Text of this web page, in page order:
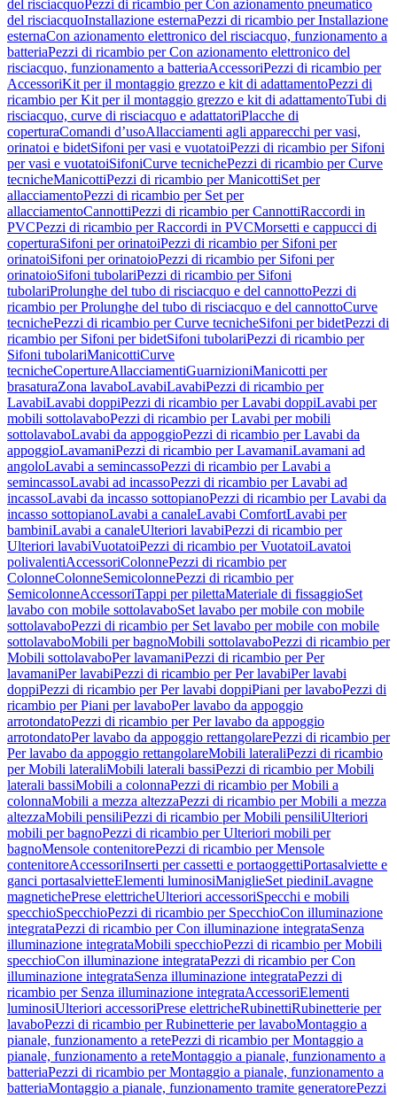
del risciacquoPezzi di ricambio per Con azionamento pneumatico
del risciacquoInstallazione esternaPezzi di ricambio per Installazione
esternaCon azionamento elettronico del risciacquo, funzionamento a
batteriaPezzi di ricambio per Con azionamento elettronico del
risciacquo, funzionamento a batteriaAccessoriPezzi di ricambio per
AccessoriKit per il montaggio grezzo e kit di adattamentoPezzi di
ricambio per Kit per il montaggio grezzo e kit di adattamentoTubi di
risciacquo, curve di risciacquo e adattatoriPlacche di
coperturaComandi d’usoAllacciamenti agli apparecchi per vasi,
orinatoi e bidetSifoni per vasi e vuotatoiPezzi di ricambio per Sifoni
per vasi e vuotatoiSifoniCurve tecnichePezzi di ricambio per Curve
tecnicheManicottiPezzi di ricambio per ManicottiSet per
allacciamentoPezzi di ricambio per Set per
allacciamentoCannottiPezzi di ricambio per CannottiRaccordi in
PVCPezzi di ricambio per Raccordi in PVCMorsetti e cappucci di
coperturaSifoni per orinatoiPezzi di ricambio per Sifoni per
orinatoiSifoni per orinatoioPezzi di ricambio per Sifoni per
orinatoioSifoni tubolariPezzi di ricambio per Sifoni
tubolariProlunghe del tubo di risciacquo e del cannottoPezzi di
ricambio per Prolunghe del tubo di risciacquo e del cannottoCurve
tecnichePezzi di ricambio per Curve tecnicheSifoni per bidetPezzi di
ricambio per Sifoni per bidetSifoni tubolariPezzi di ricambio per
Sifoni tubolariManicottiCurve
tecnicheCopertureAllacciamentiGuarnizioniManicotti per
brasaturaZona lavaboLavabiLavabiPezzi di ricambio per
LavabiLavabi doppiPezzi di ricambio per Lavabi doppiLavabi per
mobili sottolavaboPezzi di ricambio per Lavabi per mobili
sottolavaboLavabi da appoggioPezzi di ricambio per Lavabi da
appoggioLavamaniPezzi di ricambio per LavamaniLavamani ad
angoloLavabi a semincassoPezzi di ricambio per Lavabi a
semincassoLavabi ad incassoPezzi di ricambio per Lavabi ad
incassoLavabi da incasso sottopianoPezzi di ricambio per Lavabi da
incasso sottopianoLavabi a canaleLavabi ComfortLavabi per
bambiniLavabi a canaleUlteriori lavabiPezzi di ricambio per
Ulteriori lavabiVuotatoiPezzi di ricambio per VuotatoiLavatoi
polivalentiAccessoriColonnePezzi di ricambio per
ColonneColonneSemicolonnePezzi di ricambio per
SemicolonneAccessoriTappi per pilettaMateriale di fissaggioSet
lavabo con mobile sottolavaboSet lavabo per mobile con mobile
sottolavaboPezzi di ricambio per Set lavabo per mobile con mobile
sottolavaboMobili per bagnoMobili sottolavaboPezzi di ricambio per
Mobili sottolavaboPer lavamaniPezzi di ricambio per Per
lavamaniPer lavabiPezzi di ricambio per Per lavabiPer lavabi
doppiPezzi di ricambio per Per lavabi doppiPiani per lavaboPezzi di
ricambio per Piani per lavaboPer lavabo da appoggio
arrotondatoPezzi di ricambio per Per lavabo da appoggio
arrotondatoPer lavabo da appoggio rettangolarePezzi di ricambio per
Per lavabo da appoggio rettangolareMobili lateraliPezzi di ricambio
per Mobili lateraliMobili laterali bassiPezzi di ricambio per Mobili
laterali bassiMobili a colonnaPezzi di ricambio per Mobili a
colonnaMobili a mezza altezzaPezzi di ricambio per Mobili a mezza
altezzaMobili pensiliPezzi di ricambio per Mobili pensiliUlteriori
mobili per bagnoPezzi di ricambio per Ulteriori mobili per
bagnoMensole contenitorePezzi di ricambio per Mensole
contenitoreAccessoriInserti per cassetti e portaoggettiPortasalviette e
ganci portasalvietteElementi luminosiManiglieSet piediniLavagne
magnetichePrese elettricheUlteriori accessoriSpecchi e mobili
specchioSpecchioPezzi di ricambio per SpecchioCon illuminazione
integrataPezzi di ricambio per Con illuminazione integrataSenza
illuminazione integrataMobili specchioPezzi di ricambio per Mobili
specchioCon illuminazione integrataPezzi di ricambio per Con
illuminazione integrataSenza illuminazione integrataPezzi di
ricambio per Senza illuminazione integrataAccessoriElementi
luminosiUlteriori accessoriPrese elettricheRubinettiRubinetterie per
lavaboPezzi di ricambio per Rubinetterie per lavaboMontaggio a
pianale, funzionamento a retePezzi di ricambio per Montaggio a
pianale, funzionamento a reteMontaggio a pianale, funzionamento a
batteriaPezzi di ricambio per Montaggio a pianale, funzionamento a
batteriaMontaggio a pianale, funzionamento tramite generatorePezzi